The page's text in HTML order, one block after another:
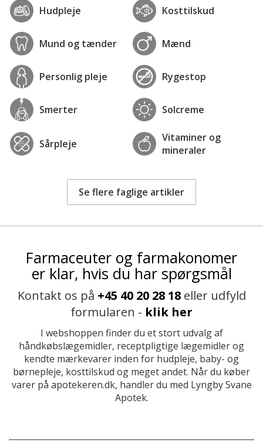
Hudpleje Kosttilskud
Mund og tænder Mænd
Personlig pleje Rygestop
Smerter Solcreme
Sårpleje
Vitaminer og
mineraler
Se flere faglige artikler
Farmaceuter og farmakonomer
er klar, hvis du har spørgsmål
Kontakt os på +45 40 20 28 18eller udfyld
formularen - klik her
I webshoppen finder du et stort udvalg af
håndkøbslægemidler, receptpligtige lægemidler og
kendte mærkevarer inden for hudpleje, baby- og
børnepleje, kosttilskud og meget andet. Når du køber
varer på apotekeren.dk, handler du med Lyngby Svane
Apotek.